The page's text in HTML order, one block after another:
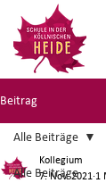
Beitrag
Alle Beiträge
Alle Beiträge
Kollegium
7. Nov. 2021 1